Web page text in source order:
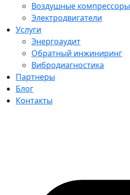
Воздушные компрессоры
Электродвигатели
Услуги
Энергоаудит
Обратный инжиниринг
Вибродиагностика
Партнеры
Блог
Контакты